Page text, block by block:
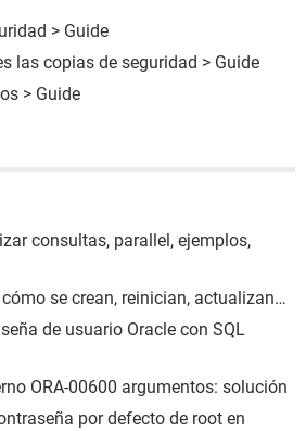
> Guide
las copias de seguridad > Guide
> Guide
consultas, parallel, ejemplos,
se crean, reinician, actualizan…
de usuario Oracle con SQL
ORA-00600 argumentos: solución
por defecto de root en